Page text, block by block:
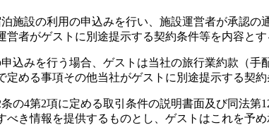
施設の利用の申込みを行い、施設運営者が承認
者がゲストに別途提示する契約条件等を内容と
込みを行う場合、ゲストは当社の旅行業約款（
める事項その他当社がゲストに別途提示する契
の4第2項に定める取引条件の説明書面及び同法
き情報を提供するものとし、ゲストはこれを予め